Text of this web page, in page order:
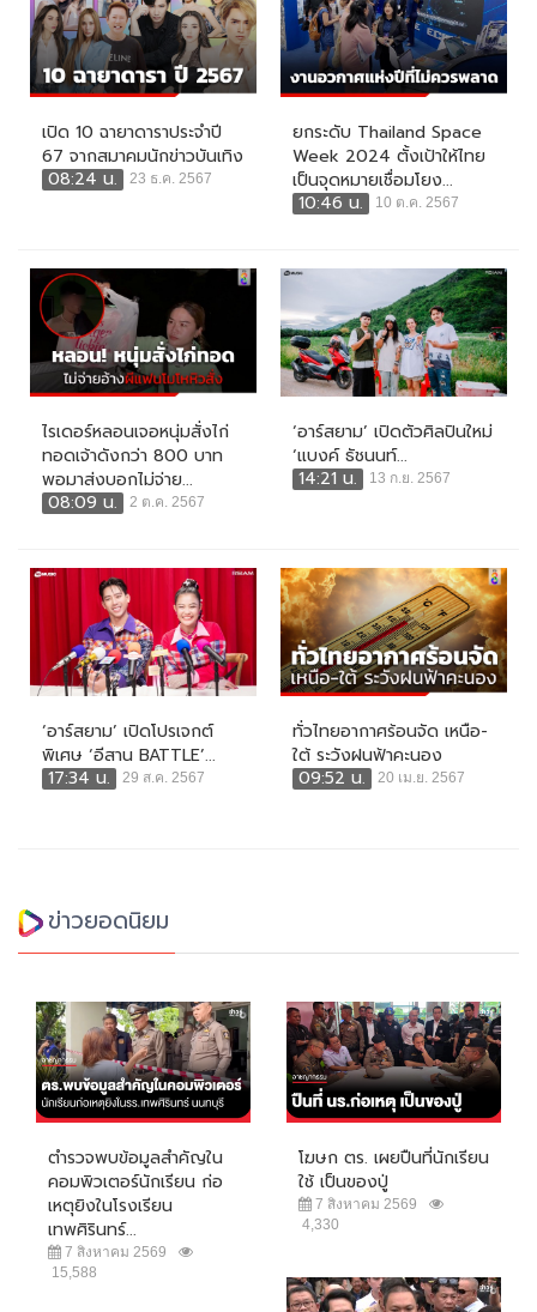
เปิด 10 ฉายาดาราประจำปี
67 จากสมาคมนักข่าวบันเทิง
08:24 น.
23 ธ.ค. 2567
ยกระดับ Thailand Space
Week 2024 ตั้งเป้าให้ไทย
เป็นจุดหมายเชื่อมโยง...
10:46 น.
10 ต.ค. 2567
ไรเดอร์หลอนเจอหนุ่มสั่งไก่
ทอดเจ้าดังกว่า 800 บาท
พอมาส่งบอกไม่จ่าย...
08:09 น.
2 ต.ค. 2567
‘อาร์สยาม’ เปิดตัวศิลปินใหม่
‘แบงค์ ธัชนนท์...
14:21 น.
13 ก.ย. 2567
‘อาร์สยาม’ เปิดโปรเจกต์
พิเศษ ‘อีสาน BATTLE’...
17:34 น.
29 ส.ค. 2567
ทั่วไทยอากาศร้อนจัด เหนือ-
ใต้ ระวังฝนฟ้าคะนอง
09:52 น.
20 เม.ย. 2567
ข่าวยอดนิยม
ตำรวจพบข้อมูลสำคัญใน
คอมพิวเตอร์นักเรียน ก่อ
เหตุยิงในโรงเรียน
เทพศิรินทร์...
7 สิงหาคม 2569
15,588
โฆษก ตร. เผยปืนที่นักเรียน
ใช้ เป็นของปู่
7 สิงหาคม 2569
4,330